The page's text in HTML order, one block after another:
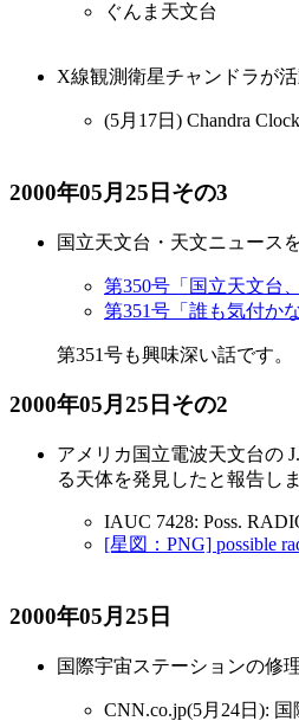
ぐんま天文台
X線観測衛星チャンドラが
(5月17日) Chandra
2000年05月25日その3
国立天文台・天文ニュース
第350号「国立天文台
第351号「誰も気付か
第351号も興味深い話です。
2000年05月25日その2
アメリカ国立電波天文台の
る天体を発見したと報告し
IAUC 7428: Poss.
[星図：PNG] possible
2000年05月25日
国際宇宙ステーションの修
CNN.co.jp(5月24日):